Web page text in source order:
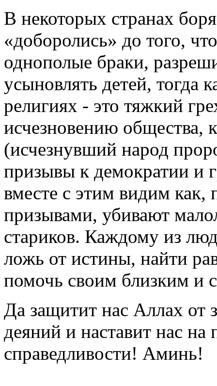
В некоторых странах
«доборолись» до того,
однополые браки,
усыновлять детей, тогда
религиях - это тяжкий
исчезновению общества,
(исчезнувший народ
призывы к демократии и
вместе с этим видим
призывами, убивают
стариков. Каждому из
ложь от истины, найти
помочь своим близким и
Да защитит нас Аллах
деяний и наставит нас
справедливости! Аминь!